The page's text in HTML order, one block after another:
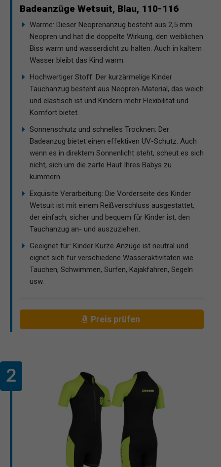
Badeanzüge Wetsuit, Blau, 110-116
Wärme: Dieser Neoprenanzug besteht aus 2,5 mm
Neopren und hat die doppelte Wirkung, den weiblichen
Biss warm und wasserdicht zu halten. Auch in kaltem
Wasser bleibt das Kind warm.
Hochwertiger Stoff: Der kurzärmelige Kinder
Tauchanzug besteht aus Neopren-Material, das weich
und elastisch ist und Kindern mehr Flexibilität und
Komfort bietet.
Sonnenschutz und schnelles Trocknen: Der
Badeanzug bietet einen effektiven UV-Schutz. Auch
wenn es in direktem Sonnenlicht steht, scheut es sich
nicht, sich um die zarte Haut Ihres Babys zu
kümmern.
Exquisite Verarbeitung: Die Vorderseite des Kinder
Wetsuit ist mit einem Reißverschluss ausgestattet,
der einfach, sicher und bequem für Kinder ist, den
Tauchanzug an- und auszuziehen.
Geeignet für: Kinder Kurze Anzüge ist neutral und
eignet sich für verschiedene Wasseraktivitäten wie
Tauchen, Schwimmen, Surfen, Kajakfahren, Segeln
usw.
Preis prüfen